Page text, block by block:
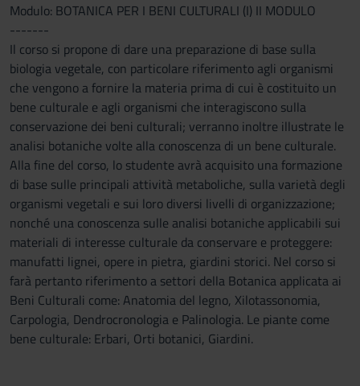
Modulo: BOTANICA PER I BENI CULTURALI (I) II MODULO
-------
Il corso si propone di dare una preparazione di base sulla
biologia vegetale, con particolare riferimento agli organismi
che vengono a fornire la materia prima di cui è costituito un
bene culturale e agli organismi che interagiscono sulla
conservazione dei beni culturali; verranno inoltre illustrate le
analisi botaniche volte alla conoscenza di un bene culturale.
Alla fine del corso, lo studente avrà acquisito una formazione
di base sulle principali attività metaboliche, sulla varietà degli
organismi vegetali e sui loro diversi livelli di organizzazione;
nonché una conoscenza sulle analisi botaniche applicabili sui
materiali di interesse culturale da conservare e proteggere:
manufatti lignei, opere in pietra, giardini storici. Nel corso si
farà pertanto riferimento a settori della Botanica applicata ai
Beni Culturali come: Anatomia del legno, Xilotassonomia,
Carpologia, Dendrocronologia e Palinologia. Le piante come
bene culturale: Erbari, Orti botanici, Giardini.